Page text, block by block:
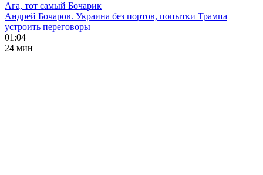
Ага, тот самый Бочарик
Андрей Бочаров. Украина без портов, попытки Трампа
устроить переговоры
01:04
24 мин